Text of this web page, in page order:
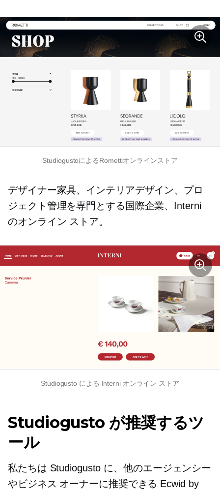
StudiogustoによるRomettiオンラインストア
デザイナー家具、インテリアデザイン、プロ
ジェクト管理を専門とする国際企業、Interni
のオンライン ストア。
Studiogusto による Interni オンライン ストア
Studiogusto が推奨するツ
ール
私たちは Studiogusto に、他のエージェンシー
やビジネス オーナーに推奨できる Ecwid by